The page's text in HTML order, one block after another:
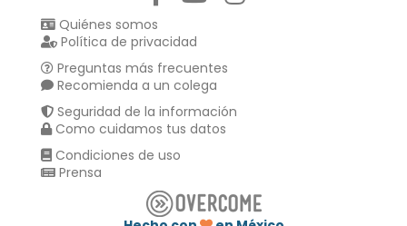
Quiénes somos
Política de privacidad
Preguntas más frecuentes
Recomienda a un colega
Seguridad de la información
Como cuidamos tus datos
Condiciones de uso
Prensa